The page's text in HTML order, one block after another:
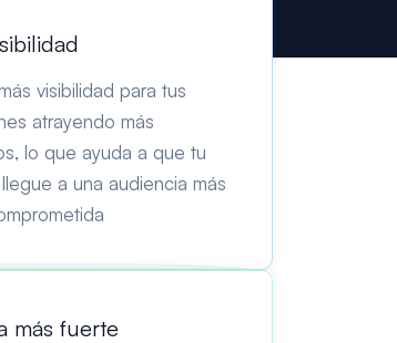
visibilidad para tus
atrayendo más
lo que ayuda a que tu
a una audiencia más
más fuerte